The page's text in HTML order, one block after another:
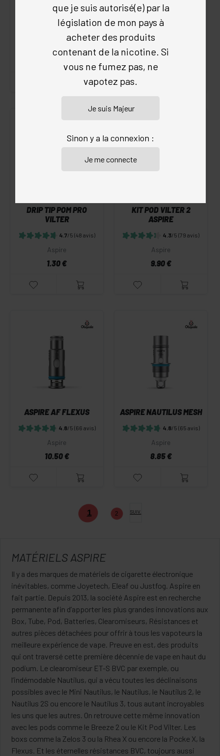
(31 avis)
Aspire
DRIP TIP POM PRO
VILTER
4.7/5 (48 avis)
Aspire
1.30 €
KIT POD VILTER 2
ASPIRE
4.3/5 (79 avis)
Aspire
9.90 €
ASPIRE AF FLEXUS
4.8/5 (66 avis)
Aspire
10.50 €
ASPIRE NAUTILUS MESH
4.8/5 (65 avis)
Aspire
8.85 €
1 2 SUIV.
MATÉRIELS ASPIRE
Il y a des marques de matériels de cigarette électronique
inévitables, comme Joyetech, Eleaf ou Justfog. Aspire en
fait partie. Depuis 2013, la société Aspire est en recherche
permanente afin d’apporter les plus grandes innovations aux
Box, Tube, Pod, Batteries, Clearomiseurs, Résistances et
autres pièces détachées pour offrir à tous les vapoteurs la
meilleure expérience de vape. Preuve en est, des produits
qui ont traversé cette première décennie de vape en haut du
podium. Le clearomiseur ET-S BVC par exemple, ou
l’indémodable Nautilus, qui a vécu toutes les déclinaisons
possibles avec le Mini Nautilus, le Nautilus, le Nautilus 2, le
Nautilus 2S ou encore le Nautilus 3, tous autant incroyables
les uns que les autres. On retrouve cette même innovation
avec les pods comme le Breeze 2 ou le Kit Pod Vilter. Les
boxs comme la Zelos 3 ou la Rhea X ou encore la Pocke X, la
Flexus. Et les éternelles résistances BVC, toujours aussi
que je suis autorisé(e) par la
législation de mon pays à
acheter des produits
contenant de la nicotine. Si
vous ne fumez pas, ne
vapotez pas.
Sinon y a la connexion :